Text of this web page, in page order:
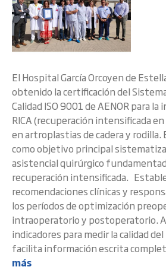
El Hospital García Orcoyen de
obtenido la certificación del
Calidad ISO 9001 de AENOR para
RICA (recuperación intensificada
en artroplastias de cadera y
como objetivo principal
asistencial quirúrgico
recuperación intensificada.
recomendaciones clínicas y
los períodos de optimización
intraoperatorio y postoperatorio.
indicadores para medir la calidad
facilita información escrita
más